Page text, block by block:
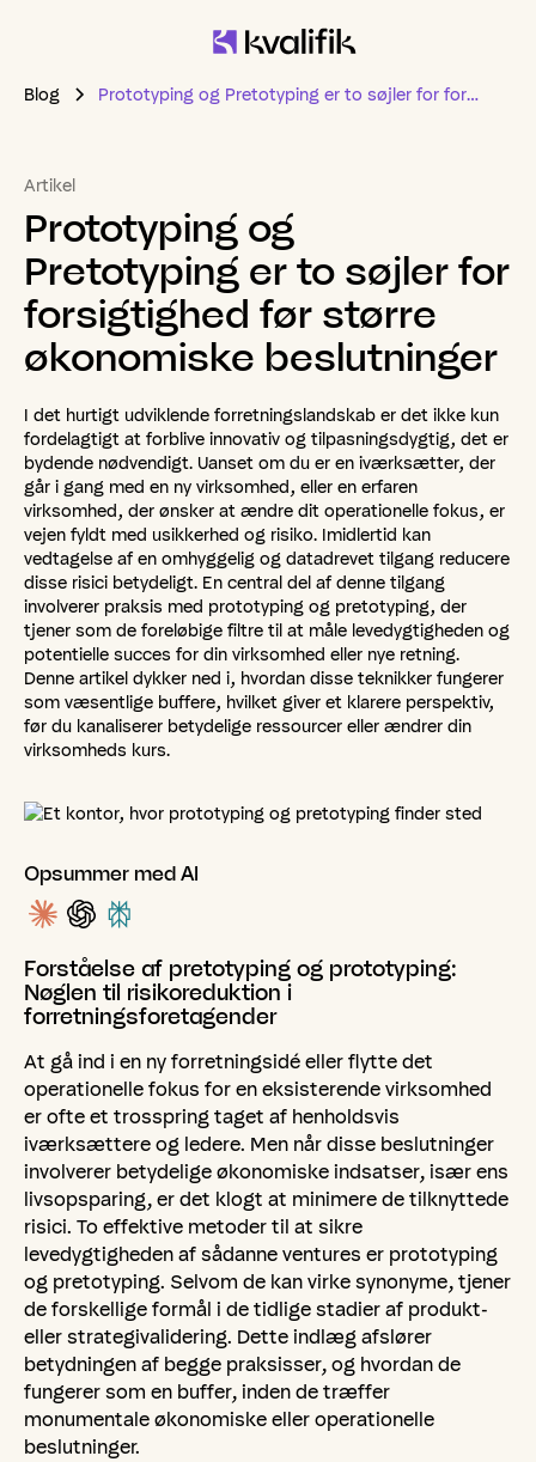
Blog Prototyping og Pretotyping er to søjler for forsigtighed før større økonomiske beslutninger
Artikel
Prototyping og
Pretotyping erto søjlerfor
forsigtighed før større
økonomiske beslutninger
I det hurtigt udviklende forretningslandskab er det ikke kun
fordelagtigt at forblive innovativ og tilpasningsdygtig, det er
bydende nødvendigt. Uanset om du er en iværksætter, der
går i gang med en ny virksomhed, eller en erfaren
virksomhed, der ønsker at ændre dit operationelle fokus, er
vejen fyldt med usikkerhed og risiko. Imidlertid kan
vedtagelse af en omhyggelig og datadrevet tilgang reducere
disse risici betydeligt. En central del af denne tilgang
involverer praksis med prototyping og pretotyping, der
tjener som de foreløbige filtre til at måle levedygtigheden og
potentielle succes for din virksomhed eller nye retning.
Denne artikel dykker ned i, hvordan disse teknikker fungerer
som væsentlige buffere, hvilket giver et klarere perspektiv,
før du kanaliserer betydelige ressourcer eller ændrer din
virksomheds kurs.
Opsummer med AI
Forståelse af pretotyping og prototyping:
Nøglen til risikoreduktion i
forretningsforetagender
At gå ind i en ny forretningsidé eller flytte det
operationelle fokus for en eksisterende virksomhed
er ofte et trosspring taget af henholdsvis
iværksættere og ledere. Men når disse beslutninger
involverer betydelige økonomiske indsatser, især ens
livsopsparing, er det klogt at minimere de tilknyttede
risici. To effektive metoder til at sikre
levedygtigheden af sådanne ventures er prototyping
og pretotyping. Selvom de kan virke synonyme, tjener
de forskellige formål i de tidlige stadier af produkt-
eller strategivalidering. Dette indlæg afslører
betydningen af begge praksisser, og hvordan de
fungerer som en buffer, inden de træffer
monumentale økonomiske eller operationelle
beslutninger.